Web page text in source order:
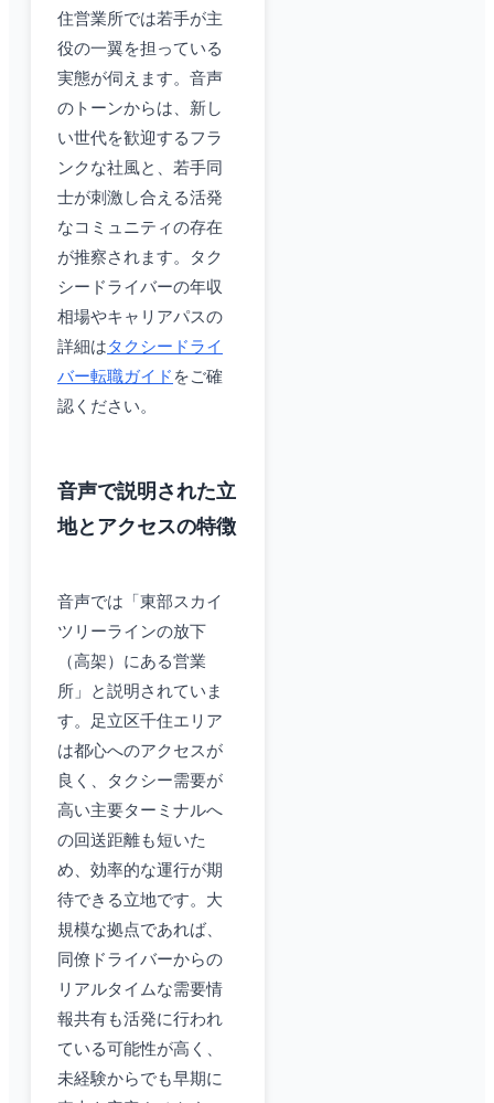
住営業所では若手が主
役の一翼を担っている
実態が伺えます。音声
のトーンからは、新し
い世代を歓迎するフラ
ンクな社風と、若手同
士が刺激し合える活発
なコミュニティの存在
が推察されます。タク
シードライバーの年収
相場やキャリアパスの
詳細はタクシードライ
バー転職ガイド をご確
認ください。
音声で説明された立
地とアクセスの特徴
音声では「東部スカイ
ツリーラインの放下
（高架）にある営業
所」と説明されていま
す。足立区千住エリア
は都心へのアクセスが
良く、タクシー需要が
高い主要ターミナルへ
の回送距離も短いた
め、効率的な運行が期
待できる立地です。大
規模な拠点であれば、
同僚ドライバーからの
リアルタイムな需要情
報共有も活発に行われ
ている可能性が高く、
未経験からでも早期に